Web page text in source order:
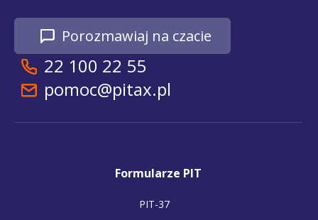
Porozmawiaj na czacie
22 100 22 55
pomoc@pitax.pl
Formularze PIT
PIT-37